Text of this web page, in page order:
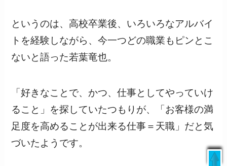
というのは、高校卒業後、いろいろなアルバイ
トを経験しながら、今一つどの職業もピンとこ
ないと語った若葉竜也。
「好きなことで、かつ、仕事としてやっていけ
ること」を探していたつもりが、「お客様の満
足度を高めることが出来る仕事＝天職」だと気
づいたようです。